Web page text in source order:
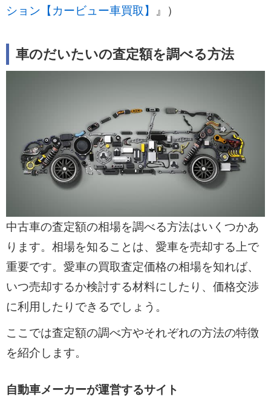
ション【カービュー車買取】
』）
車のだいたいの査定額を調べる方法
中古車の査定額の相場を調べる方法はいくつかあ
ります。相場を知ることは、愛車を売却する上で
重要です。愛車の買取査定価格の相場を知れば、
いつ売却するか検討する材料にしたり、価格交渉
に利用したりできるでしょう。
ここでは査定額の調べ方やそれぞれの方法の特徴
を紹介します。
自動車メーカーが運営するサイト